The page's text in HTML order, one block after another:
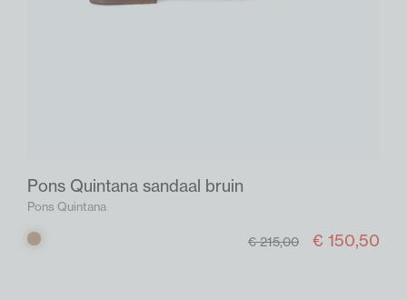
Pons Quintana sandaal bruin
Pons Quintana
Bruin € 215,00 € 150,50